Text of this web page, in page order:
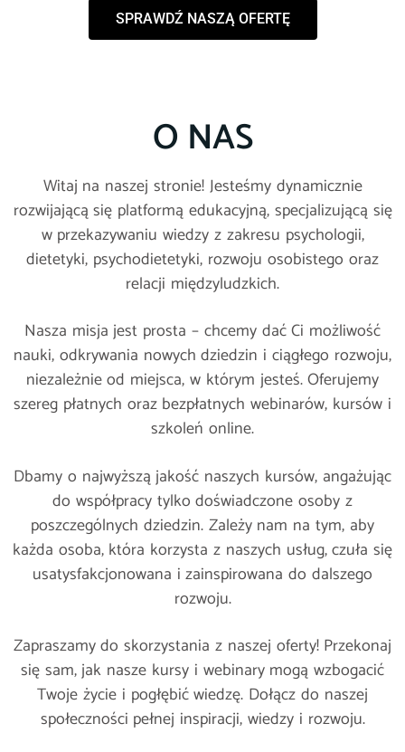
SPRAWDŹ NASZĄ OFERTĘ
O NAS
Witaj na naszej stronie! Jesteśmy dynamicznie
rozwijającą się platformą edukacyjną, specjalizującą się
w przekazywaniu wiedzy z zakresu psychologii,
dietetyki, psychodietetyki, rozwoju osobistego oraz
relacji międzyludzkich.
Nasza misja jest prosta – chcemy dać Ci możliwość
nauki, odkrywania nowych dziedzin i ciągłego rozwoju,
niezależnie od miejsca, w którym jesteś. Oferujemy
szereg płatnych oraz bezpłatnych webinarów, kursów i
szkoleń online.
Dbamy o najwyższą jakość naszych kursów, angażując
do współpracy tylko doświadczone osoby z
poszczególnych dziedzin. Zależy nam na tym, aby
każda osoba, która korzysta z naszych usług, czuła się
usatysfakcjonowana i zainspirowana do dalszego
rozwoju.
Zapraszamy do skorzystania z naszej oferty! Przekonaj
się sam, jak nasze kursy i webinary mogą wzbogacić
Twoje życie i pogłębić wiedzę. Dołącz do naszej
społeczności pełnej inspiracji, wiedzy i rozwoju.